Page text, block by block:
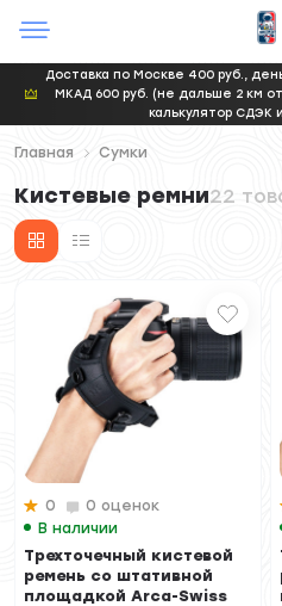
Доставка по Москве 400 руб.,
МКАД 600 руб. (не дальше 2 км
калькулятор СДЭК
Главная Сумки
Кистевые ремни22
0
0 оценок
В наличии
Трехточечный кистевой
ремень со штативной
площадкой Arca-Swiss